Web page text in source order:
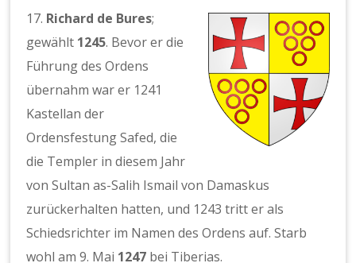
17. Richard de Bures;
gewählt 1245. Bevor er die
Führung des Ordens
übernahm war er 1241
Kastellan der
Ordensfestung Safed, die
die Templer in diesem Jahr
von Sultan as-Salih Ismail von Damaskus
zurückerhalten hatten, und 1243 tritt er als
Schiedsrichter im Namen des Ordens auf. Starb
wohl am 9. Mai 1247 bei Tiberias.